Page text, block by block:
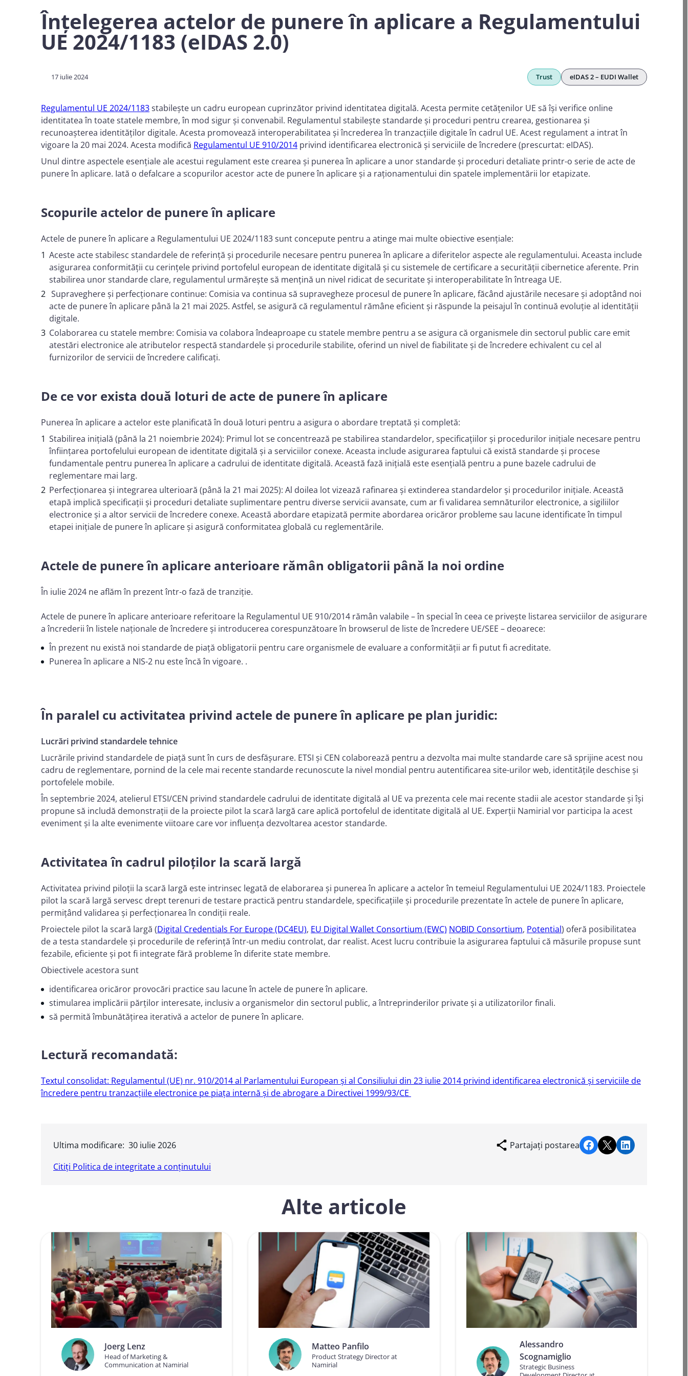
Înțelegerea actelor de punere în aplicare a Regulamentului
UE 2024/1183 (eIDAS 2.0)
17 iulie 2024 Trust eIDAS 2 – EUDI Wallet
Regulamentul UE 2024/1183stabilește un cadru european cuprinzător privind identitatea digitală. Acesta permite cetățenilor UE să își verifice online
identitatea în toate statele membre, în mod sigur și convenabil. Regulamentul stabilește standarde și proceduri pentru crearea, gestionarea și
recunoașterea identităților digitale. Acesta promovează interoperabilitatea și încrederea în tranzacțiile digitale în cadrul UE. Acest regulament a intrat în
vigoare la 20 mai 2024. Acesta modifică Regulamentul UE 910/2014 privind identificarea electronică și serviciile de încredere (prescurtat: eIDAS).
Unul dintre aspectele esențiale ale acestui regulament este crearea și punerea în aplicare a unor standarde și proceduri detaliate printr-o serie de acte de
punere în aplicare. Iată o defalcare a scopurilor acestor acte de punere în aplicare și a raționamentului din spatele implementării lor etapizate.
Scopurile actelor de punere în aplicare
Actele de punere în aplicare a Regulamentului UE 2024/1183 sunt concepute pentru a atinge mai multe obiective esențiale:
Aceste acte stabilesc standardele de referință și procedurile necesare pentru punerea în aplicare a diferitelor aspecte ale regulamentului. Aceasta include
asigurarea conformității cu cerințele privind portofelul european de identitate digitală și cu sistemele de certificare a securității cibernetice aferente. Prin
stabilirea unor standarde clare, regulamentul urmărește să mențină un nivel ridicat de securitate și interoperabilitate în întreaga UE.
Supraveghere și perfecționare continue: Comisia va continua să supravegheze procesul de punere în aplicare, făcând ajustările necesare și adoptând noi
acte de punere în aplicare până la 21 mai 2025. Astfel, se asigură că regulamentul rămâne eficient și răspunde la peisajul în continuă evoluție al identității
digitale.
Colaborarea cu statele membre: Comisia va colabora îndeaproape cu statele membre pentru a se asigura că organismele din sectorul public care emit
atestări electronice ale atributelor respectă standardele și procedurile stabilite, oferind un nivel de fiabilitate și de încredere echivalent cu cel al
furnizorilor de servicii de încredere calificați.
De ce vor exista două loturi de acte de punere în aplicare
Punerea în aplicare a actelor este planificată în două loturi pentru a asigura o abordare treptată și completă:
Stabilirea inițială (până la 21 noiembrie 2024): Primul lot se concentrează pe stabilirea standardelor, specificațiilor și procedurilor inițiale necesare pentru
înființarea portofelului european de identitate digitală și a serviciilor conexe. Aceasta include asigurarea faptului că există standarde și procese
fundamentale pentru punerea în aplicare a cadrului de identitate digitală. Această fază inițială este esențială pentru a pune bazele cadrului de
reglementare mai larg.
Perfecționarea și integrarea ulterioară (până la 21 mai 2025): Al doilea lot vizează rafinarea și extinderea standardelor și procedurilor inițiale. Această
etapă implică specificații și proceduri detaliate suplimentare pentru diverse servicii avansate, cum ar fi validarea semnăturilor electronice, a sigiliilor
electronice și a altor servicii de încredere conexe. Această abordare etapizată permite abordarea oricăror probleme sau lacune identificate în timpul
etapei inițiale de punere în aplicare și asigură conformitatea globală cu reglementările.
Actele de punere în aplicare anterioare rămân obligatorii până la noi ordine
În iulie 2024 ne aflăm în prezent într-o fază de tranziție.
Actele de punere în aplicare anterioare referitoare la Regulamentul UE 910/2014 rămân valabile – în special în ceea ce privește listarea serviciilor de asigurare
a încrederii în listele naționale de încredere și introducerea corespunzătoare în browserul de liste de încredere UE/SEE – deoarece:
În prezent nu există noi standarde de piață obligatorii pentru care organismele de evaluare a conformității ar fi putut fi acreditate.
Punerea în aplicare a NIS-2 nu este încă în vigoare. .
În paralel cu activitatea privind actele de punere în aplicare pe plan juridic:
Lucrări privind standardele tehnice
Lucrările privind standardele de piață sunt în curs de desfășurare. ETSI și CEN colaborează pentru a dezvolta mai multe standarde care să sprijine acest nou
cadru de reglementare, pornind de la cele mai recente standarde recunoscute la nivel mondial pentru autentificarea site-urilor web, identitățile deschise și
portofelele mobile.
În septembrie 2024, atelierul ETSI/CEN privind standardele cadrului de identitate digitală al UE va prezenta cele mai recente stadii ale acestor standarde și își
propune să includă demonstrații de la proiecte pilot la scară largă care aplică portofelul de identitate digitală al UE. Experții Namirial vor participa la acest
eveniment și la alte evenimente viitoare care vor influența dezvoltarea acestor standarde.
Activitatea în cadrul piloților la scară largă
Activitatea privind piloții la scară largă este intrinsec legată de elaborarea și punerea în aplicare a actelor în temeiul Regulamentului UE 2024/1183. Proiectele
pilot la scară largă servesc drept terenuri de testare practică pentru standardele, specificațiile și procedurile prezentate în actele de punere în aplicare,
permițând validarea și perfecționarea în condiții reale.
Proiectele pilot la scară largă (Digital Credentials For Europe (DC4EU), EU Digital Wallet Consortium (EWC) NOBID Consortium, Potential) oferă posibilitatea
de a testa standardele și procedurile de referință într-un mediu controlat, dar realist. Acest lucru contribuie la asigurarea faptului că măsurile propuse sunt
fezabile, eficiente și pot fi integrate fără probleme în diferite state membre.
Obiectivele acestora sunt
identificarea oricăror provocări practice sau lacune în actele de punere în aplicare.
stimularea implicării părților interesate, inclusiv a organismelor din sectorul public, a întreprinderilor private și a utilizatorilor finali.
să permită îmbunătățirea iterativă a actelor de punere în aplicare.
Lectură recomandată:
Textul consolidat: Regulamentul (UE) nr. 910/2014 al Parlamentului European și al Consiliului din 23 iulie 2014 privind identificarea electronică și serviciile de
încredere pentru tranzacțiile electronice pe piața internă și de abrogare a Directivei 1999/93/CE
Ultima modificare: 30 iulie 2026 Partajați postarea Share on Facebook Share on X Share on LinkedIn
Citiți Politica de integritate a conținutului
Alte articole
Joerg Lenz
Head of Marketing &
Communication at Namirial
Matteo Panfilo
Product Strategy Director at
Namirial
Alessandro
Scognamiglio
Strategic Business